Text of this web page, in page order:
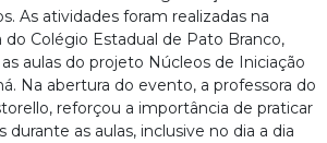
As atividades foram realizadas na
do Colégio Estadual de Pato Branco,
aulas do projeto Núcleos de Iniciação
Na abertura do evento, a professora do
reforçou a importância de praticar
durante as aulas, inclusive no dia a dia